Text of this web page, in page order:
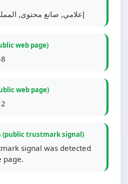
📍 إعلامي, صانع محتوى,
web page)
web page)
(public trustmark signal)
signal was detected
page.